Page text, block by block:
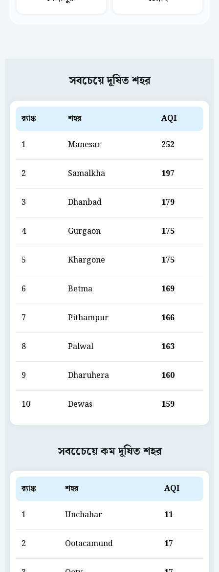
সবচেয়ে দূষিত শহর
ব়্যাঙ্ক শহর AQI
1 Manesar 252
2 Samalkha 197
3 Dhanbad 179
4 Gurgaon 175
5 Khargone 175
6 Betma 169
7 Pithampur 166
8 Palwal 163
9 Dharuhera 160
10 Dewas 159
সবচেেয়ে কম দূষিত শহর
ব়্যাঙ্ক শহর AQI
1 Unchahar 11
2 Ootacamund 17